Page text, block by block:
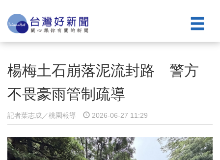
楊梅土石崩落泥流封路 警方
不畏豪雨管制疏導
記者葉志成／桃園報導 2026-06-27 11:29